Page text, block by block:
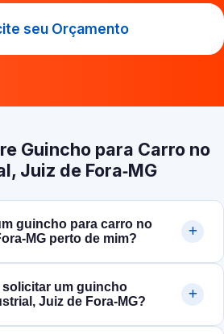
seu Orçamento
Guincho para Carro no
Juiz de Fora‑MG
guincho para carro no
perto de mim?
um guincho
Juiz de Fora‑MG?